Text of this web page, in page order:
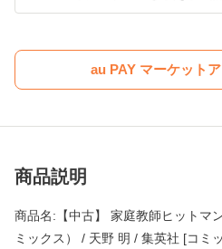
au PAY マーケット
商品説明
商品名:【中古】 家庭教師ヒットマ
ミックス） / 天野 明 / 集英社 [コミ